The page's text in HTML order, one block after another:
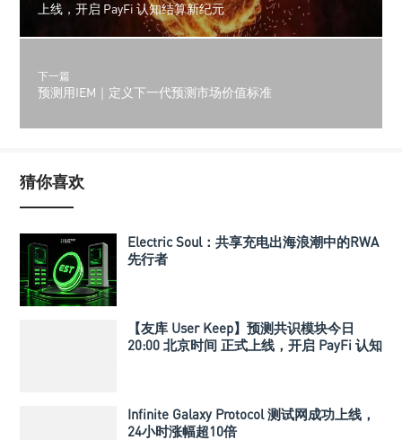
上线，开启 PayFi 认知结算新纪元
下一篇
预测用IEM｜定义下一代预测市场价值标准
猜你喜欢
Electric Soul：共享充电出海浪潮中的RWA
先行者
【友库 User Keep】预测共识模块今日
20:00 北京时间 正式上线，开启 PayFi 认知
Infinite Galaxy Protocol 测试网成功上线，
24小时涨幅超10倍